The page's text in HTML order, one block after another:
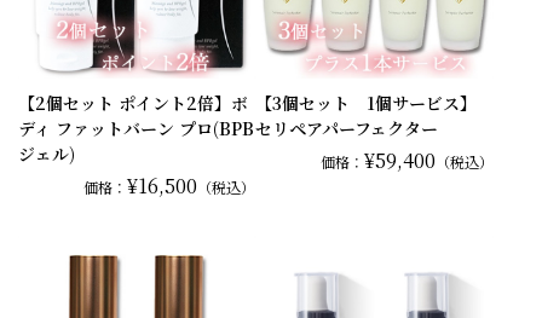
【2個セット ポイント2倍】ボ
ディ ファットバーン プロ(BPB
ジェル)
価格：¥16,500 （税込）
【3個セット 1個サービス】
セリペアパーフェクター
価格： ¥59,400 （税込）